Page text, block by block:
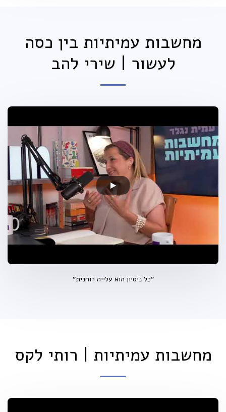
מחשבות עמיתיות בין כסה
לעשור | שירי להב
"כל ניסיון הוא עלייה רוחנית"
מחשבות עמיתיות | רותי לקס